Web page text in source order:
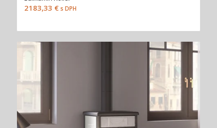
2183,33 € s DPH